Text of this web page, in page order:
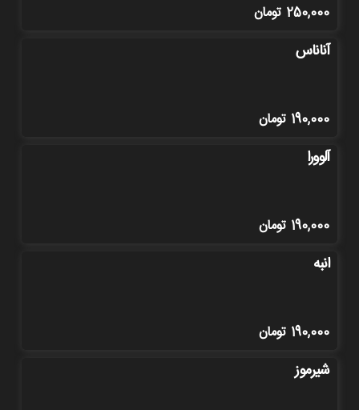
250,000 تومان
آناناس
190,000 تومان
آلوورا
190,000 تومان
انبه
190,000 تومان
شیرموز